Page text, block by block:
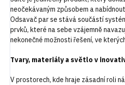
neočekávaným způsobem a
Odsavač par se stává součástí
prvků, které na sebe vzájemně
nekonečné možnosti řešení, ve
Tvary, materiály a světlo v
V prostorech, kde hraje zásadní roli